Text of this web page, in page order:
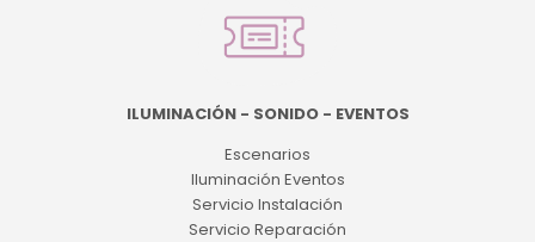
ILUMINACIÓN - SONIDO - EVENTOS
Escenarios
Iluminación Eventos
Servicio Instalación
Servicio Reparación